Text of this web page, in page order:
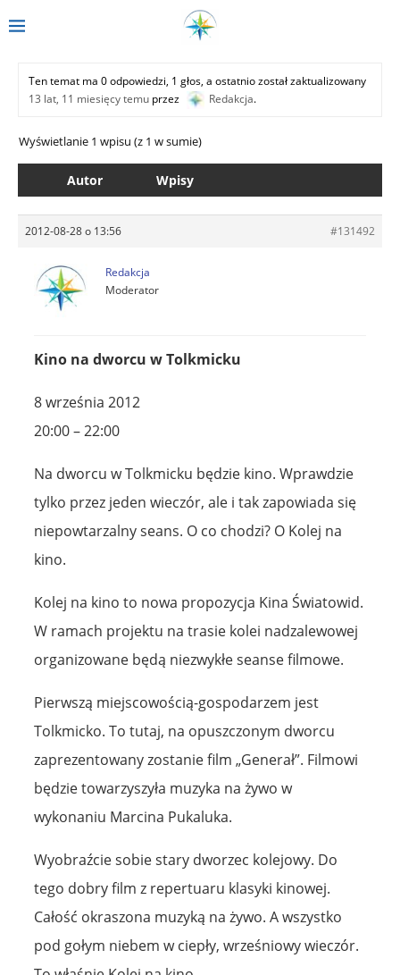
Ten temat ma 0 odpowiedzi, 1 głos, a ostatnio został zaktualizowany
13 lat, 11 miesięcy temu przez Redakcja.
Wyświetlanie 1 wpisu (z 1 w sumie)
Autor Wpisy
2012-08-28 o 13:56 #131492
Redakcja
Moderator
Kino na dworcu w Tolkmicku
8 września 2012
20:00 – 22:00
Na dworcu w Tolkmicku będzie kino. Wprawdzie
tylko przez jeden wieczór, ale i tak zapowiada się
niepowtarzalny seans. O co chodzi? O Kolej na
kino.
Kolej na kino to nowa propozycja Kina Światowid.
W ramach projektu na trasie kolei nadzalewowej
organizowane będą niezwykłe seanse filmowe.
Pierwszą miejscowością-gospodarzem jest
Tolkmicko. To tutaj, na opuszczonym dworcu
zaprezentowany zostanie film „Generał”. Filmowi
będzie towarzyszyła muzyka na żywo w
wykonaniu Marcina Pukaluka.
Wyobraźcie sobie stary dworzec kolejowy. Do
tego dobry film z repertuaru klasyki kinowej.
Całość okraszona muzyką na żywo. A wszystko
pod gołym niebem w ciepły, wrześniowy wieczór.